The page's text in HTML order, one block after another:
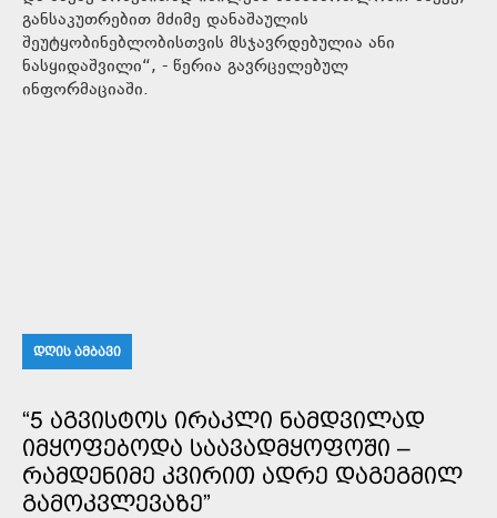
განსაკუთრებით მძიმე დანაშაულის
შეუტყობინებლობისთვის მსჯავრდებულია ანი
ნასყიდაშვილი“, - წერია გავრცელებულ
ინფორმაციაში.
ᲓᲦᲘᲡ ᲐᲛᲑᲐᲕᲘ
“5 ᲐᲒᲕᲘᲡᲢᲝᲡ ᲘᲠᲐᲙᲚᲘ ᲜᲐᲛᲓᲕᲘᲚᲐᲓ
ᲘᲛᲧᲝᲤᲔᲑᲝᲓᲐ ᲡᲐᲐᲕᲐᲓᲛᲧᲝᲤᲝᲨᲘ –
ᲠᲐᲛᲓᲔᲜᲘᲛᲔ ᲙᲕᲘᲠᲘᲗ ᲐᲓᲠᲔ ᲓᲐᲒᲔᲒᲛᲘᲚ
ᲒᲐᲛᲝᲙᲕᲚᲔᲕᲐᲖᲔ”